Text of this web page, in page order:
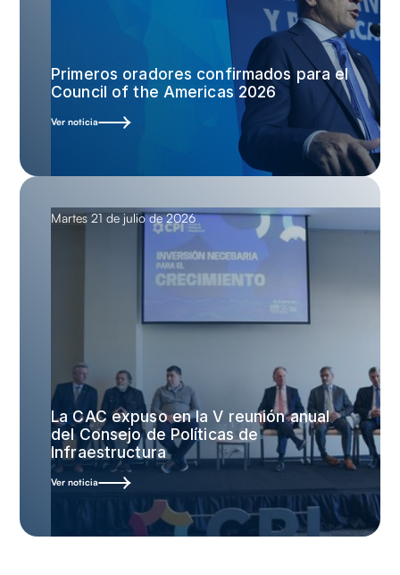
Primeros oradores confirmados para el
Council of the Americas 2026
Ver noticia
Martes 21 de julio de 2026
La CAC expuso en la V reunión anual
del Consejo de Políticas de
Infraestructura
Ver noticia